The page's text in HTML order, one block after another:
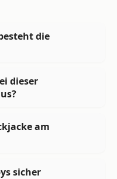
die
dieser
am
sicher